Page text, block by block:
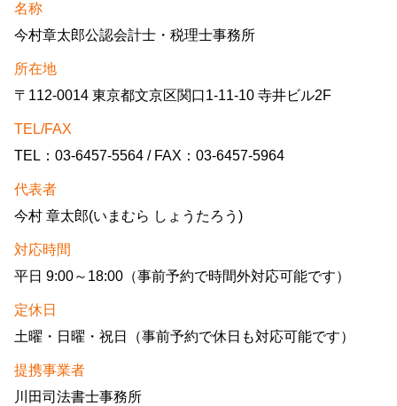
名称
今村章太郎公認会計士・税理士事務所
所在地
〒112-0014 東京都文京区関口1-11-10 寺井ビル2F
TEL/FAX
TEL：03-6457-5564 / FAX：03-6457-5964
代表者
今村 章太郎(いまむら しょうたろう)
対応時間
平日 9:00～18:00（事前予約で時間外対応可能です）
定休日
土曜・日曜・祝日（事前予約で休日も対応可能です）
提携事業者
川田司法書士事務所